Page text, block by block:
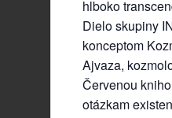
hlboko
Dielo skupiny
konceptom
Ajvaza,
Červenou
otázkam